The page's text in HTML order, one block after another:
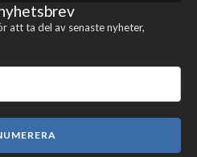
att ta del av senaste nyheter,